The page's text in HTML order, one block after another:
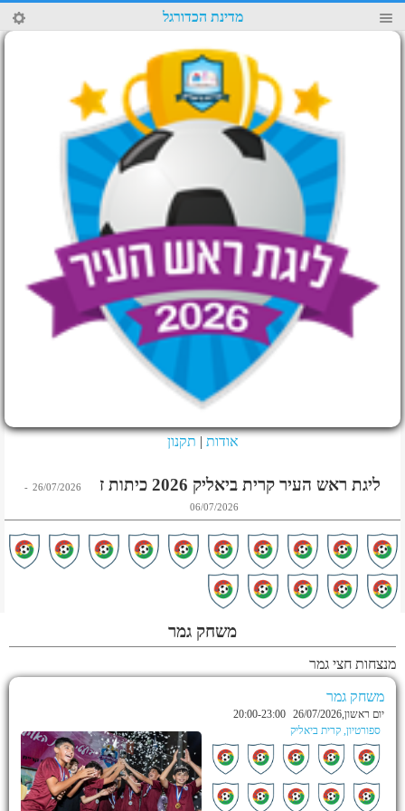
52 מדינת הכדורגל
אודות | תקנון
ליגת ראש העיר קרית ביאליק 2026 כיתות ז 26/07/2026
-
06/07/2026
משחק גמר
מנצחות חצי גמר
משחק גמר
יום ראשון,26/07/2026
20:00-23:00
ספורטיון, קרית ביאליק
4